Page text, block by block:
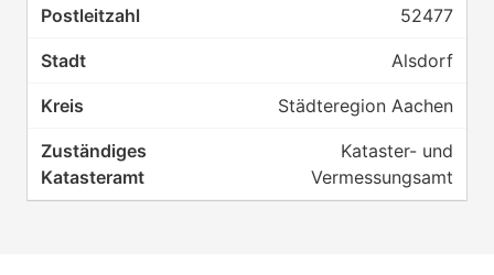
52477
Alsdorf
Städteregion Aachen
Kataster- und
Vermessungsamt